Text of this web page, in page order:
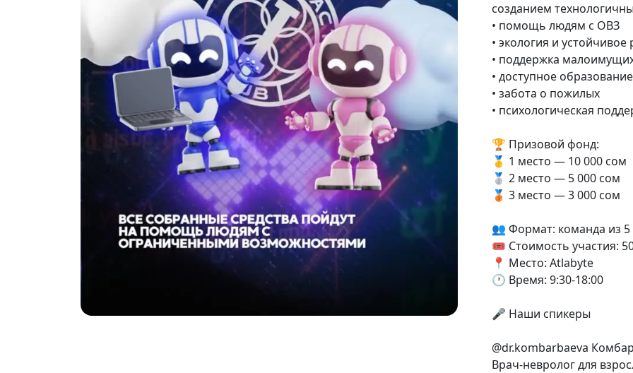
созданием
• помощь людям с ОВЗ
• экология и устойчивое
• поддержка
• доступное образование
• забота о пожилых
• психологическая
🏆 Призовой фонд:
🥇 1 место — 10 000 сом
🥈 2 место — 5 000 сом
🥉 3 место — 3 000 сом
👥 Формат: команда из 5
🎟 Стоимость участия:
📍 Место: Atlabyte
🕐 Время: 9:30-18:00
🎤 Наши спикеры
@dr.kombarbaeva
Врач-невролог для